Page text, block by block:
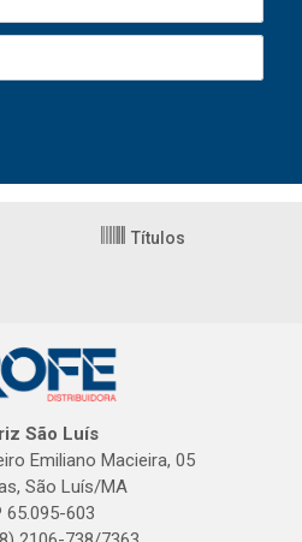
Títulos
São Luís
Emiliano Macieira, 05
São Luís/MA
65.095-603